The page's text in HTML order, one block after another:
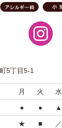
5丁目5-1
月 火 水
● ● ▲
★ ■ ／